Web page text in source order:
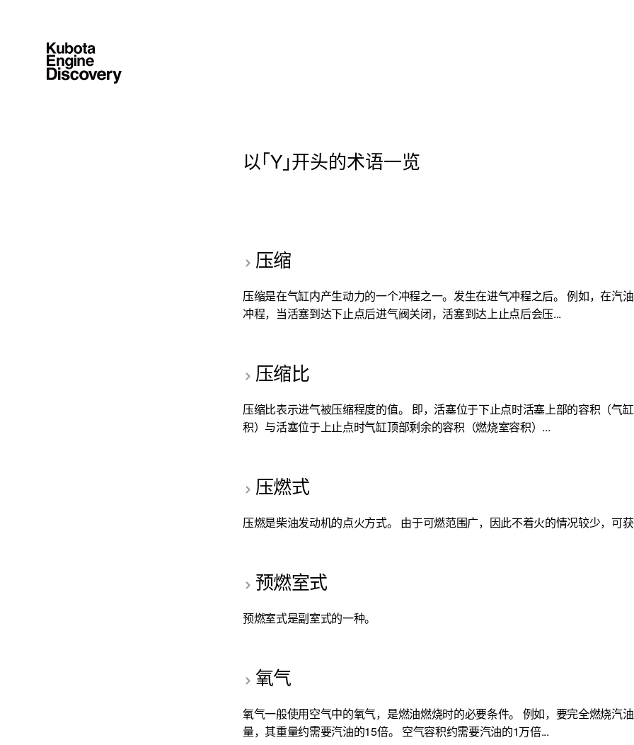
以｢Y｣开头的术语一览
压缩
压缩是在气缸内产生动力的一个冲程之一。发生在进气冲程之后。 例如，在汽
冲程，当活塞到达下止点后进气阀关闭，活塞到达上止点后会压...
压缩比
压缩比表示进气被压缩程度的值。 即，活塞位于下止点时活塞上部的容积（气
积）与活塞位于上止点时气缸顶部剩余的容积（燃烧室容积）...
压燃式
压燃是柴油发动机的点火方式。 由于可燃范围广，因此不着火的情况较少，可获
预燃室式
预燃室式是副室式的一种。
氧气
氧气一般使用空气中的氧气，是燃油燃烧时的必要条件。 例如，要完全燃烧汽
量，其重量约需要汽油的15倍。 空气容积约需要汽油的1万倍...